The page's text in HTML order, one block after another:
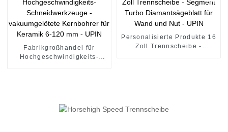
UPIN
Fabrikgroßhandel für
Hochgeschwindigkeits-
Personalisierte Produkte 16
Zoll Trennscheibe -